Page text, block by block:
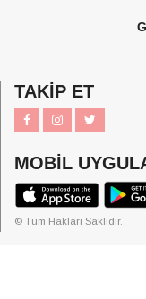
TAKİP ET
MOBİL
© Tüm Hakları Saklıdır.